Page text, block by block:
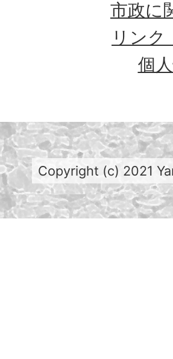
市政に
リンク
個
Copyright (c) 2021